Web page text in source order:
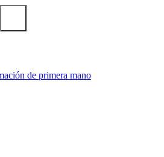
de primera mano